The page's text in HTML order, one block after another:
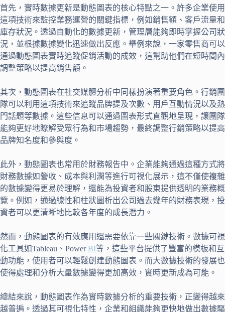
首先，實時數據更新是動態圖表的核心特點之一。許多企業使用
這項技術來監控業務運營的關鍵指標，例如銷售額、客戶流量和
庫存狀況。透過自動化的數據更新，管理層能夠即時掌握公司狀
況，並根據數據變化迅速做出反應。舉例來說，一家零售商可以
通過動態圖表實時追蹤促銷活動的成效，這幫助他們在短時間內
調整策略以提高銷售額。
其次，動態圖表在社交媒體分析中同樣扮演著重要角色。行銷團
隊可以利用這項技術來追蹤品牌提及次數、用戶互動情況以及熱
門話題等數據。這些信息可以通過圖表形式直觀地呈現，讓團隊
能夠更好地瞭解受眾行為和市場趨勢，最終調整行銷策略以提高
品牌知名度和參與度。
此外，動態圖表也常用於財務報告中。企業能夠通過這種方式將
財務數據如營收、成本與利潤等進行可視化展示，這不僅使複雜
的數據變得更易於理解，還能為投資者和股東提供透明的業務概
覽。例如，通過線性和柱狀圖析出公司過去幾年的財務表現，投
資者可以更清晰地比較各年度的成長潛力。
然而，動態圖表的有效應用還需要依靠一些關鍵技術。數據可視
化工具如Tableau、PowerBI等，這些平台提供了豐富的模板和互
動功能，使用者可以輕鬆創建動態圖表。而大數據技術的發展也
使得處理和分析大量數據變得更加高效，實時更新成為可能。
總結來說，動態圖表作為實時數據分析的重要技術，正變得越來
越普遍。透過其可視化特性，企業和組織能夠更快地做出數據驅